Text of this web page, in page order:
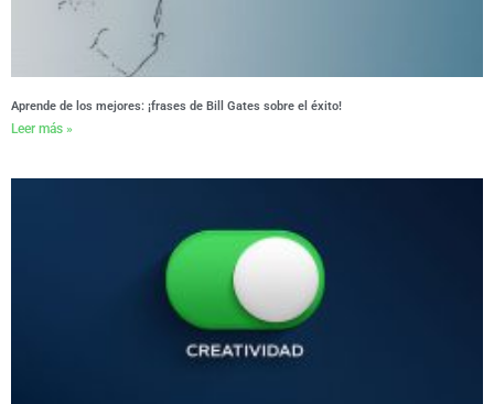
Aprende de los mejores: ¡frases de Bill Gates sobre el éxito!
Leer más »